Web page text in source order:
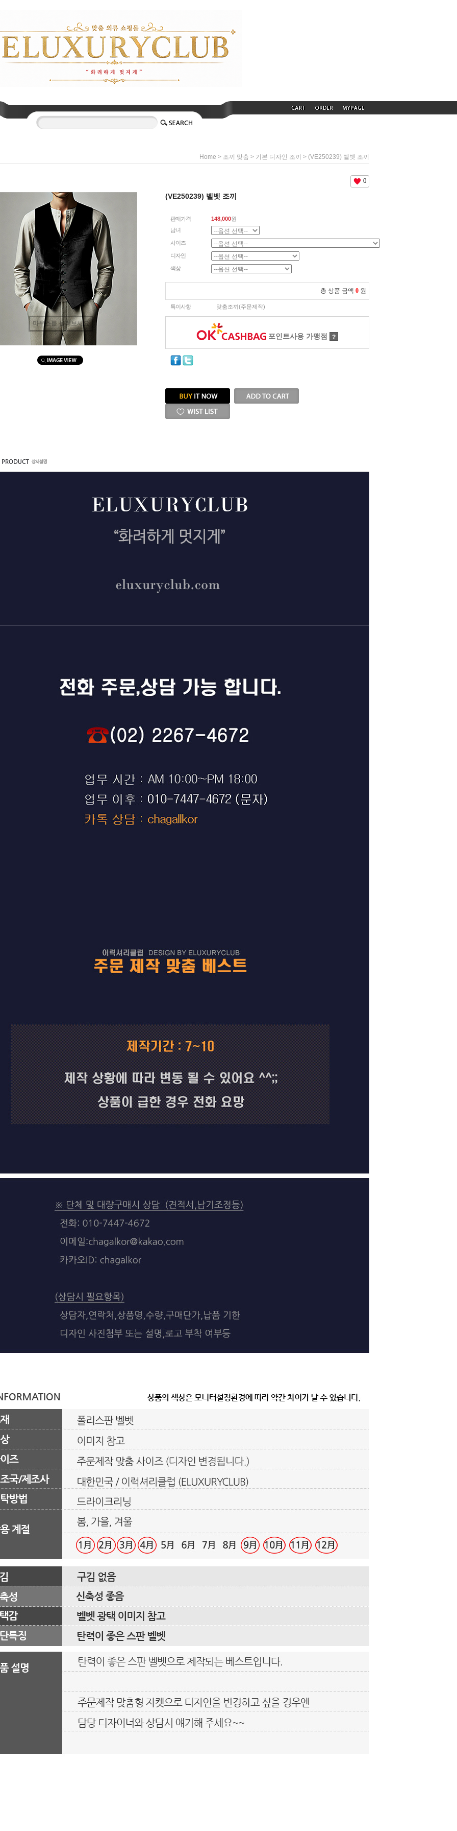
Home > 조끼 맞춤 > 기본 디자인 조끼 > (VE250239) 벨벳 조끼
마우스를 올려보세요
0
(VE250239) 벨벳 조끼
판매가격 148,000원
남녀
사이즈
디자인
색상
총 상품 금액 0 원
특이사항 맞춤조끼(주문제작)
포인트사용 가맹점 ?